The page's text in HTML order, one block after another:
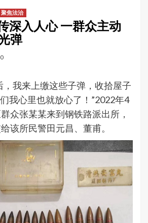
聚焦法治
深入人心 一群众主动
弹
0
，我来上缴这些子弹，收拾屋子
我心里也就放心了！”2022年4
众张某某来到钢铁路派出所，
该所民警田元昌、董甫。